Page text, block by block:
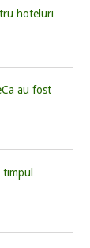
hoteluri
au fost